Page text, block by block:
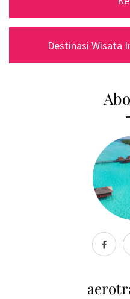
Next
post:
Destinasi Wisata